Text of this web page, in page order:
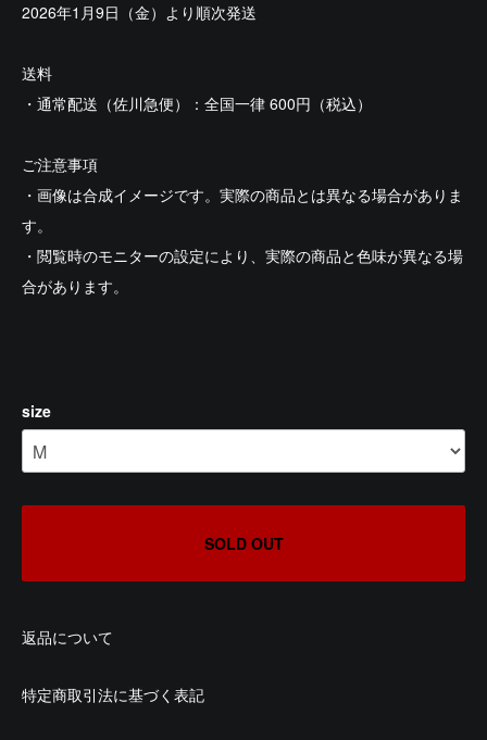
2026年1月9日（金）より順次発送
送料
・通常配送（佐川急便）：全国一律 600円（税込）
ご注意事項
・画像は合成イメージです。実際の商品とは異なる場合がありま
す。
・閲覧時のモニターの設定により、実際の商品と色味が異なる場
合があります。
size
SOLD OUT
返品について
特定商取引法に基づく表記